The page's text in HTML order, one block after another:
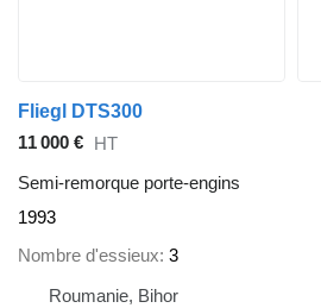
Fliegl DTS300
11 000 € HT
Semi-remorque porte-engins
1993
Nombre d'essieux 3
Roumanie, Bihor